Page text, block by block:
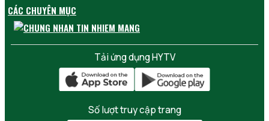
CÁC CHUYÊN MỤC
Tải ứng dụng HYTV
Số lượt truy cập trang